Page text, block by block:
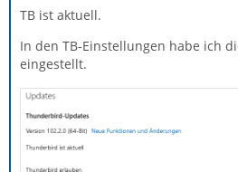
TB ist aktuell.
In den TB-Einstellungen habe ich
eingestellt.